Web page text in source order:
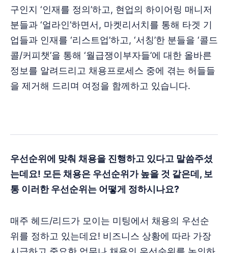
구인지 ‘인재를 정의’하고, 현업의 하이어링 매니저
분들과 ‘얼라인’하면서, 마켓리서치를 통해 타겟 기
업들과 인재를 ‘리스트업’하고, ‘서칭’한 분들을 ‘콜드
콜/커피챗’을 통해 ‘월급쟁이부자들’에 대한 올바른
정보를 알려드리고 채용프로세스 중에 겪는 허들들
을 제거해 드리며 여정을 함께하고 있습니다.
우선순위에 맞춰 채용을 진행하고 있다고 말씀주셨
는데요! 모든 채용은 우선순위가 높을 것 같은데, 보
통 이러한 우선순위는 어떻게 정하시나요?
매주 헤드/리드가 모이는 미팅에서 채용의 우선순
위를 정하고 있는데요! 비즈니스 상황에 따라 가장